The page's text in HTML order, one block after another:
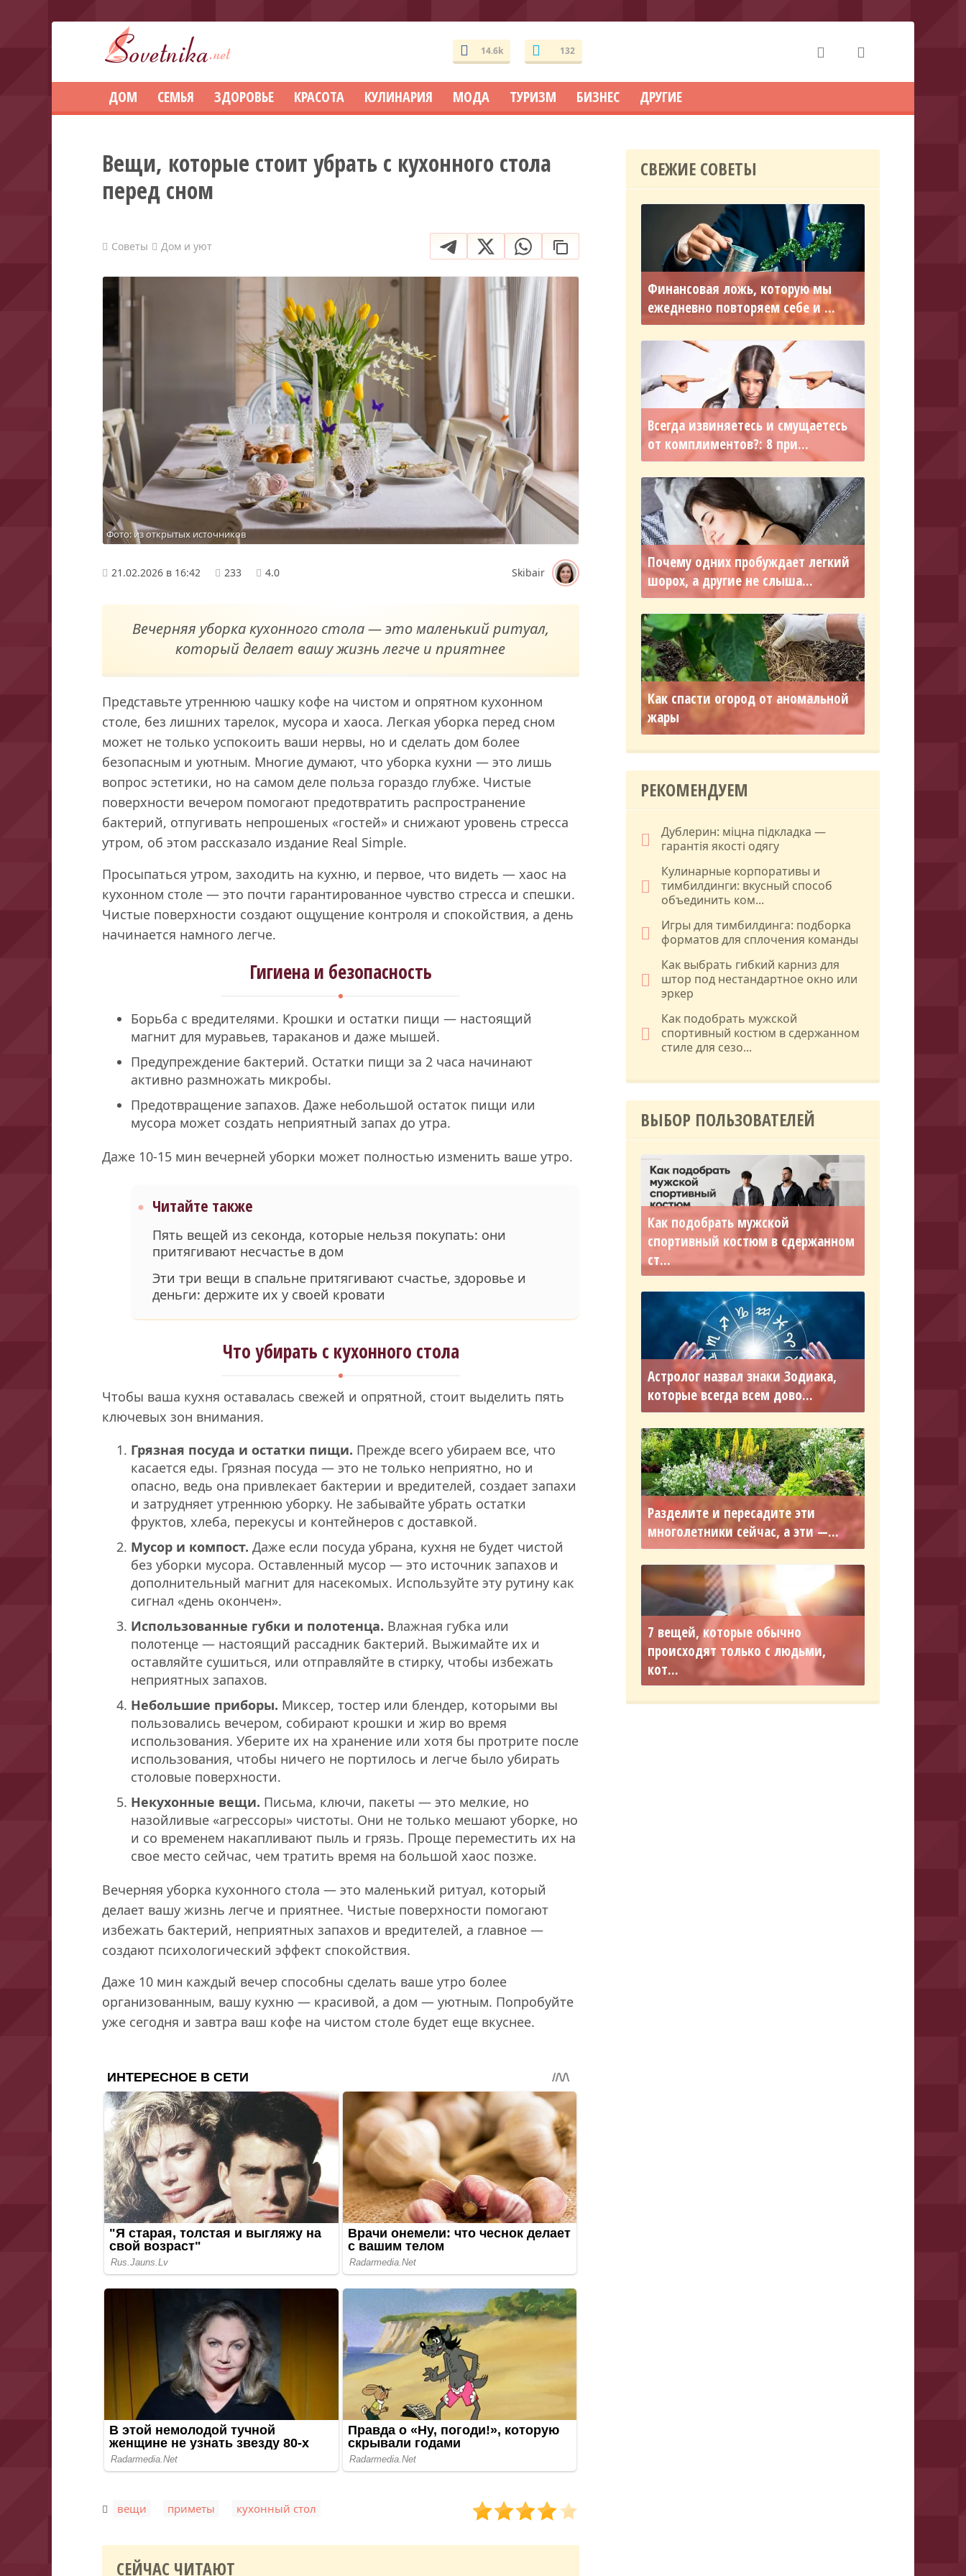
14.6k 132
ДОМ СЕМЬЯ ЗДОРОВЬЕ КРАСОТА КУЛИНАРИЯ МОДА ТУРИЗМ БИЗНЕС ДРУГИЕ
Вещи, которые стоит убрать с кухонного стола
перед сном
Советы Дом и уют
Фото: из открытых источников
21.02.2026 в 16:42 233 4.0 Skibair
Вечерняя уборка кухонного стола — это маленький ритуал,
который делает вашу жизнь легче и приятнее
Представьте утреннюю чашку кофе на чистом и опрятном кухонном
столе, без лишних тарелок, мусора и хаоса. Легкая уборка перед сном
может не только успокоить ваши нервы, но и сделать дом более
безопасным и уютным. Многие думают, что уборка кухни — это лишь
вопрос эстетики, но на самом деле польза гораздо глубже. Чистые
поверхности вечером помогают предотвратить распространение
бактерий, отпугивать непрошеных «гостей» и снижают уровень стресса
утром, об этом рассказало издание Real Simple.
Просыпаться утром, заходить на кухню, и первое, что видеть — хаос на
кухонном столе — это почти гарантированное чувство стресса и спешки.
Чистые поверхности создают ощущение контроля и спокойствия, а день
начинается намного легче.
Гигиена и безопасность
Борьба с вредителями. Крошки и остатки пищи — настоящий
магнит для муравьев, тараканов и даже мышей.
Предупреждение бактерий. Остатки пищи за 2 часа начинают
активно размножать микробы.
Предотвращение запахов. Даже небольшой остаток пищи или
мусора может создать неприятный запах до утра.
Даже 10-15 мин вечерней уборки может полностью изменить ваше утро.
Читайте также
Пять вещей из секонда, которые нельзя покупать: они
притягивают несчастье в дом
Эти три вещи в спальне притягивают счастье, здоровье и
деньги: держите их у своей кровати
Что убирать с кухонного стола
Чтобы ваша кухня оставалась свежей и опрятной, стоит выделить пять
ключевых зон внимания.
Грязная посуда и остатки пищи. Прежде всего убираем все, что
касается еды. Грязная посуда — это не только неприятно, но и
опасно, ведь она привлекает бактерии и вредителей, создает запахи
и затрудняет утреннюю уборку. Не забывайте убрать остатки
фруктов, хлеба, перекусы и контейнеров с доставкой.
Мусор и компост. Даже если посуда убрана, кухня не будет чистой
без уборки мусора. Оставленный мусор — это источник запахов и
дополнительный магнит для насекомых. Используйте эту рутину как
сигнал «день окончен».
Использованные губки и полотенца. Влажная губка или
полотенце — настоящий рассадник бактерий. Выжимайте их и
оставляйте сушиться, или отправляйте в стирку, чтобы избежать
неприятных запахов.
Небольшие приборы. Миксер, тостер или блендер, которыми вы
пользовались вечером, собирают крошки и жир во время
использования. Уберите их на хранение или хотя бы протрите после
использования, чтобы ничего не портилось и легче было убирать
столовые поверхности.
Некухонные вещи. Письма, ключи, пакеты — это мелкие, но
назойливые «агрессоры» чистоты. Они не только мешают уборке, но
и со временем накапливают пыль и грязь. Проще переместить их на
свое место сейчас, чем тратить время на большой хаос позже.
Вечерняя уборка кухонного стола — это маленький ритуал, который
делает вашу жизнь легче и приятнее. Чистые поверхности помогают
избежать бактерий, неприятных запахов и вредителей, а главное —
создают психологический эффект спокойствия.
Даже 10 мин каждый вечер способны сделать ваше утро более
организованным, вашу кухню — красивой, а дом — уютным. Попробуйте
уже сегодня и завтра ваш кофе на чистом столе будет еще вкуснее.
вещи приметы кухонный стол
СЕЙЧАС ЧИТАЮТ
СВЕЖИЕ СОВЕТЫ
Финансовая ложь, которую мы
ежедневно повторяем себе и ...
Всегда извиняетесь и смущаетесь
от комплиментов?: 8 при...
Почему одних пробуждает легкий
шорох, а другие не слыша...
Как спасти огород от аномальной
жары
РЕКОМЕНДУЕМ
Дублерин: міцна підкладка —
гарантія якості одягу
Кулинарные корпоративы и
тимбилдинги: вкусный способ
объединить ком...
Игры для тимбилдинга: подборка
форматов для сплочения команды
Как выбрать гибкий карниз для
штор под нестандартное окно или
эркер
Как подобрать мужской
спортивный костюм в сдержанном
стиле для сезо...
ВЫБОР ПОЛЬЗОВАТЕЛЕЙ
Как подобрать мужской
спортивный костюм в сдержанном
ст...
Астролог назвал знаки Зодиака,
которые всегда всем дово...
Разделите и пересадите эти
многолетники сейчас, а эти —...
7 вещей, которые обычно
происходят только с людьми,
кот...